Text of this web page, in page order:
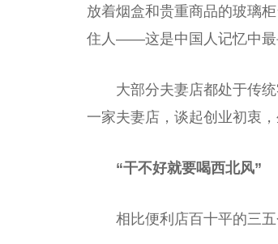
放着烟盒和贵重商品的玻璃
住人——这是中国人记忆中最
大部分夫妻店都处于传
一家夫妻店，谈起创业初衷
“干不好就要喝西北风”
相比便利店百十平的三